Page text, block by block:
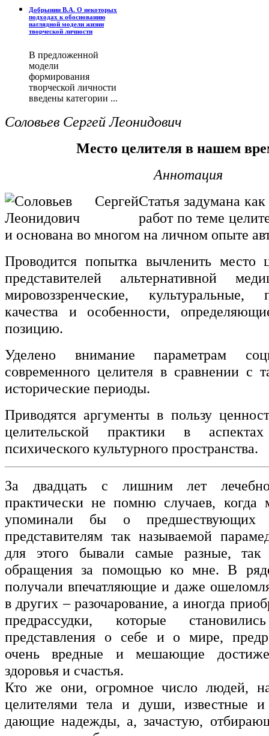
Добрынин В.А. О некоторых
подходах к обоснованию
наглядной модели жизни
творческой личности
В предложенной
модели
формирования
творческой личности
введены категории ...
Соловьев Сергей Леонидович
Место целителя в нашем
Аннотация
Статья задумана
работ по теме
и основана во многом на личном опыте
Проводится попытка вычленить место
представителей альтернативной
мировоззренческие, культуральные,
качества и особенности,
позицию.
Уделено внимание параметрам
современного целителя в сравнении с
исторические периоды.
Приводятся аргументы в пользу
целительской практики в
психического культурного пространства.
За двадцать с лишним лет
практически не помню случаев, когда
упоминали бы о предшествующих
представителям так называемой
для этого бывали самые разные,
обращения за помощью ко мне. В
получали впечатляющие и даже
в других – разочарование, а иногда
предрассудки, которые
представления о себе и о мире,
очень вредные и мешающие
здоровья и счастья.
Кто же они, огромное число людей,
целителями тела и души, известные и
дающие надежды, а, зачастую,